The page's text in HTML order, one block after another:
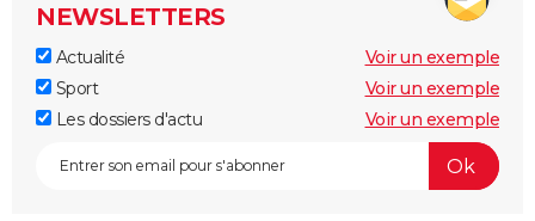
NEWSLETTERS
Actualité
Voir un exemple
Sport
Voir un exemple
Les dossiers d'actu
Voir un exemple